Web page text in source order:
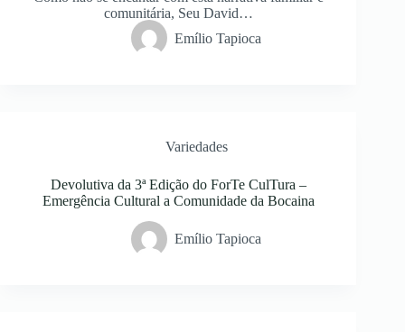
comunitária, Seu David…
Emílio Tapioca
Variedades
Devolutiva da 3ª Edição do ForTe CulTura –
Emergência Cultural a Comunidade da Bocaina
Emílio Tapioca